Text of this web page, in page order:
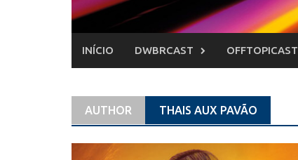
INÍCIO DWBRCAST OFFTOPICAST
AUTHOR THAIS AUX PAVÃO